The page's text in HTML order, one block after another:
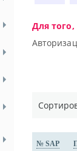
Для
№ SAP